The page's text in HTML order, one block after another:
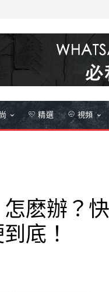
精選 視頻
麽辦？
底！